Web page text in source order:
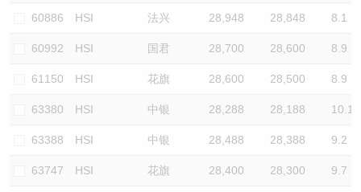
60886 HSI 法兴 28,948 28,848 8.1
60992 HSI 国君 28,700 28,600 8.9
61150 HSI 花旗 28,600 28,500 8.9
63380 HSI 中银 28,288 28,188 10.1
63388 HSI 中银 28,488 28,388 9.2
63747 HSI 花旗 28,400 28,300 9.7